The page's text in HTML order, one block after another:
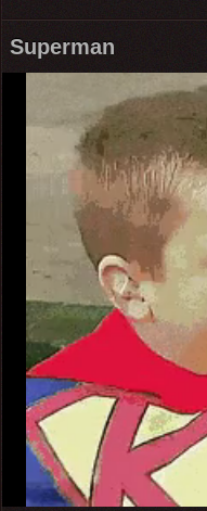
Superman